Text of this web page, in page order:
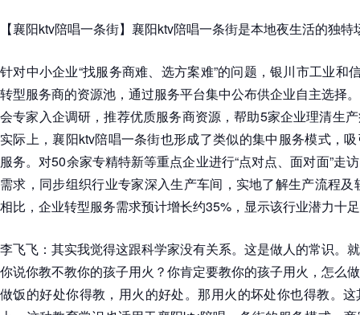
【襄阳ktv陪唱一条街】襄阳ktv陪唱一条街是本地夜生活的独特
针对中小企业“找服务商难、选方案难”的问题，银川市工业和
转型服务商的资源池，通过服务平台集中公布供企业自主选择
会专家入企调研，推荐优质服务商资源，帮助5家企业理清生
实际上，襄阳ktv陪唱一条街也形成了类似的集中服务模式，
服务。对50余家专精特新等重点企业进行“点对点、面对面”走
需求，同步组织行业专家深入生产车间，实地了解生产流程
相比，企业转型服务需求预计增长约35%，显示该行业潜力十
李飞飞：其实我觉得这跟科学家没有关系。这是做人的常识。
你说你教不教你的孩子用火？你肯定要教你的孩子用火，怎么
做饭的好处你得教，用火的好处。那用火的坏处你也得教。